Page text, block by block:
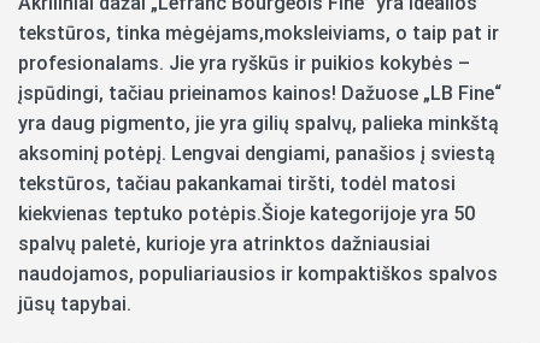
tekstūros, tinka mėgėjams,moksleiviams, o taip pat ir
profesionalams. Jie yra ryškūs ir puikios kokybės –
įspūdingi, tačiau prieinamos kainos! Dažuose „LB Fine“
yra daug pigmento, jie yra gilių spalvų, palieka minkštą
aksominį potėpį. Lengvai dengiami, panašios į sviestą
tekstūros, tačiau pakankamai tiršti, todėl matosi
kiekvienas teptuko potėpis.Šioje kategorijoje yra 50
spalvų paletė, kurioje yra atrinktos dažniausiai
naudojamos, populiariausios ir kompaktiškos spalvos
jūsų tapybai.